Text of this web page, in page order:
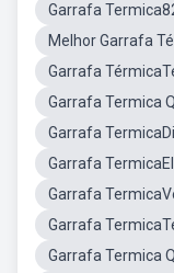
Garrafa
Melhor Garrafa
Garrafa
Garrafa Termica
Garrafa
Garrafa
Garrafa
Garrafa
Garrafa Termica